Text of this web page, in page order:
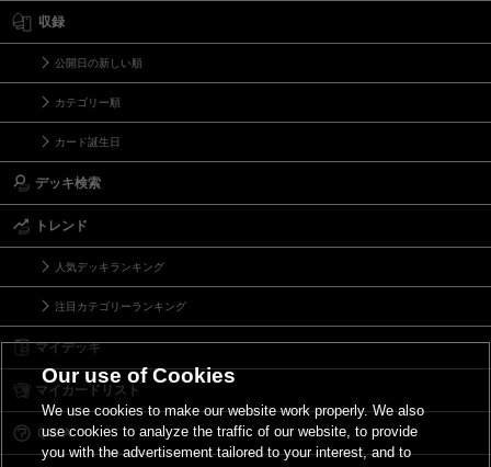
収録
公開日の新しい順
カテゴリー順
カード誕生日
デッキ検索
トレンド
人気デッキランキング
注目カテゴリーランキング
マイデッキ
マイカードリスト
Ｑ＆Ａ
Our use of Cookies
We use cookies to make our website work properly. We also
use cookies to analyze the traffic of our website, to provide
you with the advertisement tailored to your interest, and to